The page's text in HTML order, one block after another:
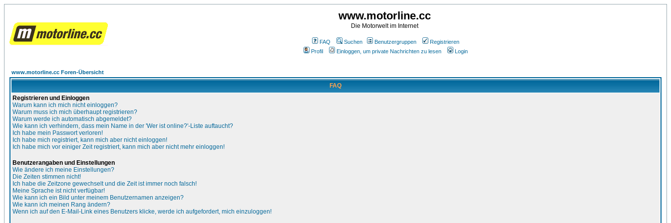
www.motorline.cc
Die Motorwelt im Internet
FAQ Suchen Benutzergruppen
Registrieren
Profil
Einloggen, um private Nachrichten zu lesen Login
www.motorline.cc Foren-Übersicht
FAQ
Registrieren und Einloggen
Warum kann ich mich nicht einloggen?
Warum muss ich mich überhaupt registrieren?
Warum werde ich automatisch abgemeldet?
Wie kann ich verhindern, dass mein Name in der 'Wer ist online?'-Liste auftaucht?
Ich habe mein Passwort verloren!
Ich habe mich registriert, kann mich aber nicht einloggen!
Ich habe mich vor einiger Zeit registriert, kann mich aber nicht mehr einloggen!
Benutzerangaben und Einstellungen
Wie ändere ich meine Einstellungen?
Die Zeiten stimmen nicht!
Ich habe die Zeitzone gewechselt und die Zeit ist immer noch falsch!
Meine Sprache ist nicht verfügbar!
Wie kann ich ein Bild unter meinem Benutzernamen anzeigen?
Wie kann ich meinen Rang ändern?
Wenn ich auf den E-Mail-Link eines Benutzers klicke, werde ich aufgefordert, mich einzuloggen!